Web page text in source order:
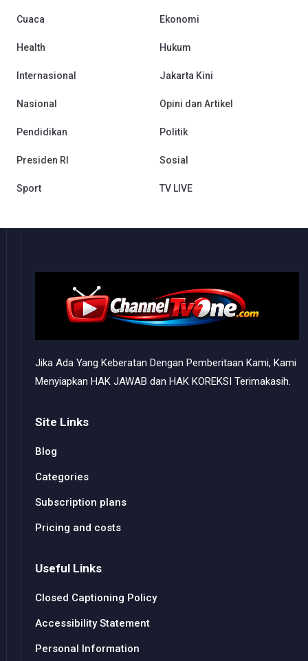
Cuaca Ekonomi
Health Hukum
Internasional Jakarta Kini
Nasional Opini dan Artikel
Pendidikan Politik
Presiden RI Sosial
Sport TV LIVE
Jika Ada Yang Keberatan Dengan Pemberitaan Kami, Kami
Menyiapkan HAK JAWAB dan HAK KOREKSI Terimakasih.
Site Links
Blog
Categories
Subscription plans
Pricing and costs
Useful Links
Closed Captioning Policy
Accessibility Statement
Personal Information